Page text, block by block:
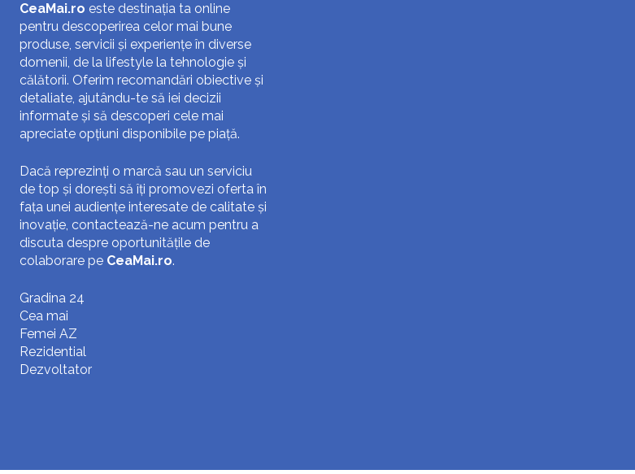
CeaMai.ro este destinația ta online
pentru descoperirea celor mai bune
produse, servicii și experiențe în diverse
domenii, de la lifestyle la tehnologie și
călătorii. Oferim recomandări obiective și
detaliate, ajutându-te să iei decizii
informate și să descoperi cele mai
apreciate opțiuni disponibile pe piață.
Dacă reprezinți o marcă sau un serviciu
de top și dorești să îți promovezi oferta în
fața unei audiențe interesate de calitate și
inovație, contactează-ne acum pentru a
discuta despre oportunitățile de
colaborare pe CeaMai.ro.
Gradina 24
Cea mai
Femei AZ
Rezidential
Dezvoltator